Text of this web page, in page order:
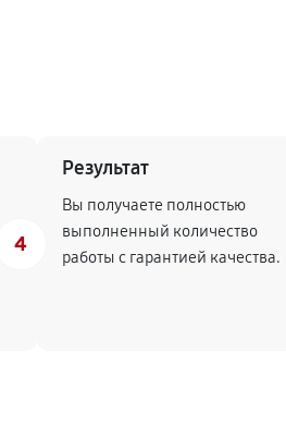
4
Результат
Вы получаете полностью
выполненный количество
работы с гарантией качества.